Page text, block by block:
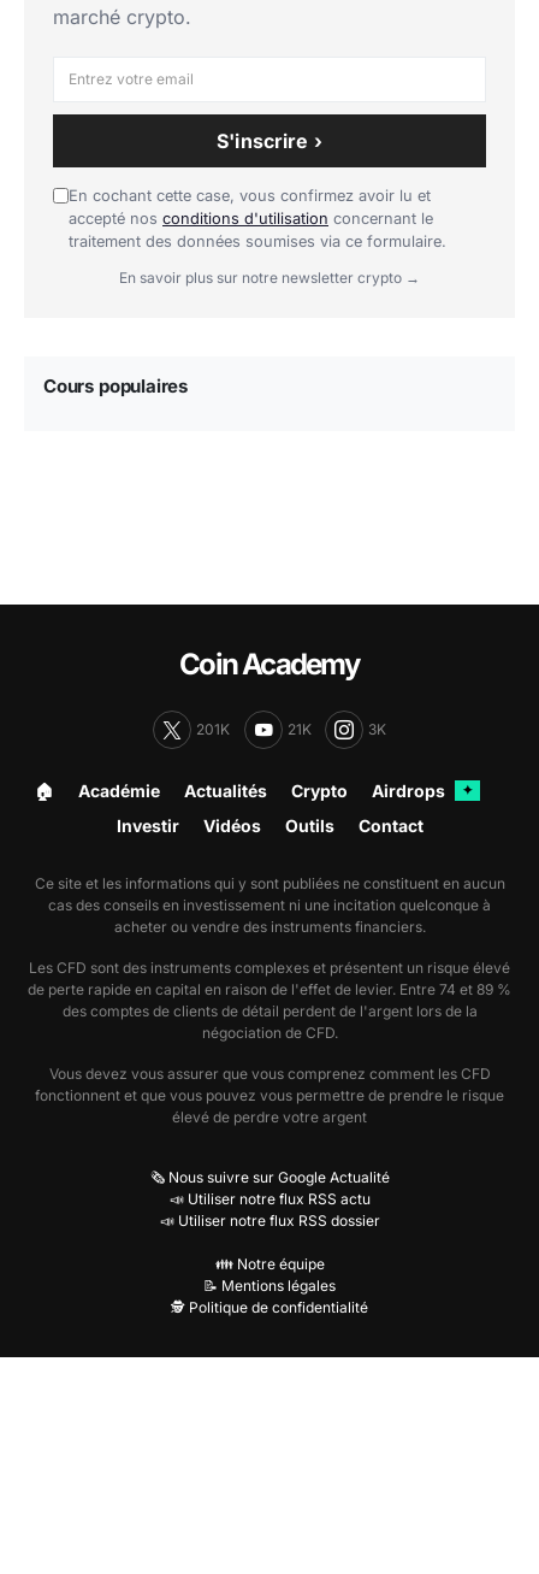
marché crypto.
S'inscrire ›
En cochant cette case, vous confirmez avoir lu et
accepté nos conditions d'utilisation concernant le
traitement des données soumises via ce formulaire.
En savoir plus sur notre newsletter crypto →
Cours populaires
Coin Academy
201K 21K 3K
🏠︎ Académie Actualités Crypto Airdrops ✦
Investir Vidéos Outils Contact
Ce site et les informations qui y sont publiées ne constituent en aucun
cas des conseils en investissement ni une incitation quelconque à
acheter ou vendre des instruments financiers.
Les CFD sont des instruments complexes et présentent un risque élevé
de perte rapide en capital en raison de l'effet de levier. Entre 74 et 89 %
des comptes de clients de détail perdent de l'argent lors de la
négociation de CFD.
Vous devez vous assurer que vous comprenez comment les CFD
fonctionnent et que vous pouvez vous permettre de prendre le risque
élevé de perdre votre argent
🗞️ Nous suivre sur Google Actualité
📣 Utiliser notre flux RSS actu
📣 Utiliser notre flux RSS dossier
👪 Notre équipe
📝 Mentions légales
🕵️ Politique de confidentialité